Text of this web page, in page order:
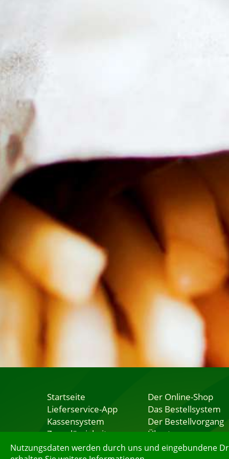
Nutzungsdaten werden durch uns und eingebundene
Startseite
Lieferservice-App
Kassensystem
Zuverlässigkeit
Sicherheit
Der Online-Shop
Das Bestellsystem
Der Bestellvorgang
Übertragung
Testshop